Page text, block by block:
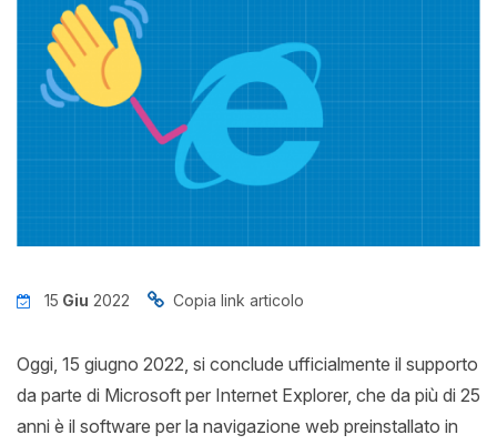
Jobs
15 Giu 2022 Copia link articolo
Oggi, 15 giugno 2022, si conclude ufficialmente il supporto
da parte di Microsoft per Internet Explorer, che da più di 25
anni è il software per la navigazione web preinstallato in